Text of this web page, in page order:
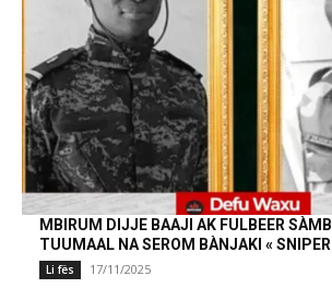
MBIRUM DIJJE BAAJI AK FULBEER
TUUMAAL NA SEROM BÀNJAKI «
Li fës 17/11/2025